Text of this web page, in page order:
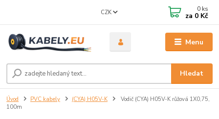
Menu
CZK
Hledat
0 ks
za 0 Kč
Úvod PVC kabely (CYA) H05V-K
Vodič (CYA) H05V-K růžová 1X0,75,
100m